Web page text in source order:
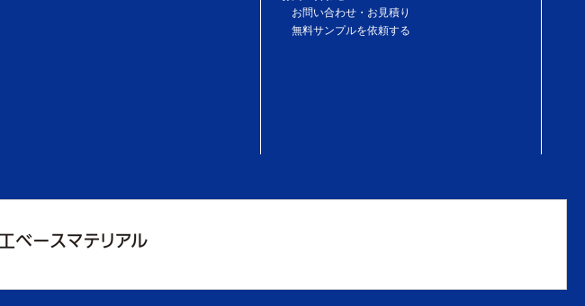
お問い合わせ・お見積り
無料サンプルを依頼する